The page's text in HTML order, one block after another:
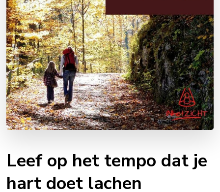
Leef op het tempo dat je
hart doet lachen